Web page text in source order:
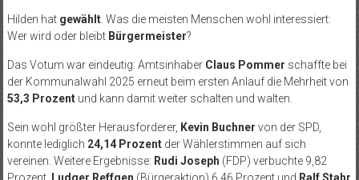
Hilden hat gewählt. Was die meisten Menschen wohl interessiert:
Wer wird oder bleibt Bürgermeister?
Das Votum war eindeutig: Amtsinhaber Claus Pommer schaffte bei
der Kommunalwahl 2025 erneut beim ersten Anlauf die Mehrheit von
53,3 Prozentund kann damit weiter schalten und walten.
Sein wohl größter Herausforderer, Kevin Buchner von der SPD,
konnte lediglich 24,14 Prozentder Wählerstimmen auf sich
vereinen. Weitere Ergebnisse: Rudi Joseph (FDP) verbuchte 9,82